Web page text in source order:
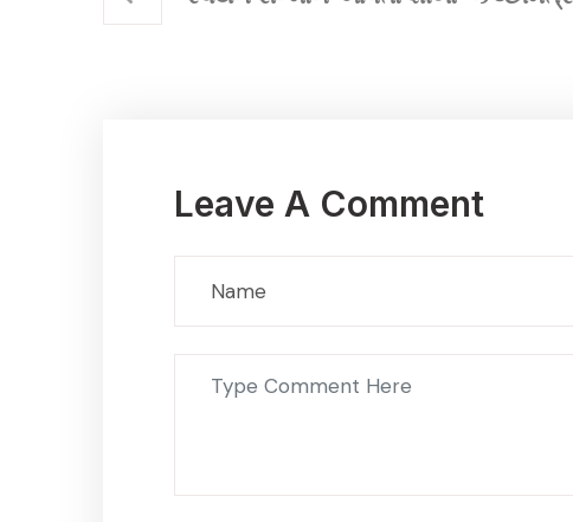
Leave A Comment